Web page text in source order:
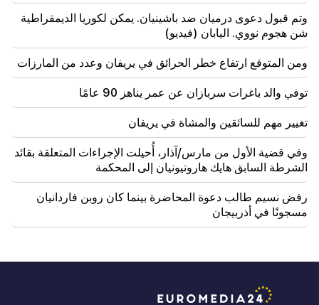
وتم قبول دعوى درميان ضد باشينيان. يمكن لكوريا الديمقراطية
شن هجوم نووي. اليابان (فيديو)
ومن المتوقع ارتفاع خطر الحرائق في يريفان وعدد من المارزات
توفي والد باغرات سربازان عن عمر يناهز 90 عامًا
تغيير مهم للسائقين والمشاة في يريفان
وفي قضية الأول من مارس/آذار، أُحيلت الإجراءات المتعلقة بقائد
الشرطة السابق هايك هاروتيونيان إلى المحكمة
رفض نسيم طالب دعوة المحاضرة بينما كان روبن فاردانيان
مسجونًا في أذربيجان